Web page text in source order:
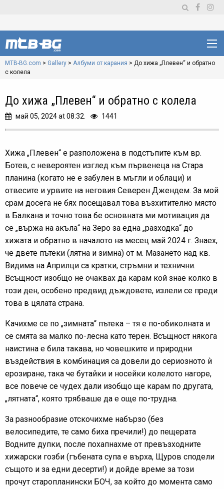
MTB-BG.com > Gallery > Албуми от карания > До хижа „Плевен“ и обратно
с колела
До хижа „Плевен“ и обратно с колела
май 05, 2024 at 08:32. 1441
Хижа „Плевен“ е разположена в подстъпите към вр.
Ботев, с невероятен изглед към първенеца на Стара
планина (когато не е забулен в мъгли и облаци) и
отвесите и урвите на неговия Северен Джендем. За мой
срам досега не бях посещавал това възхитително място
в Балкана и точно това бе основната ми мотивация да
се „вържа на акъла“ на Зеро за една „разходка“ до
хижата и обратно в началото на месец май 2024 г. Знаех,
че двете пътеки (лятна и зимна) от м. Мазането над кв.
Видима на Априлци са кратки, стръмни и технични.
Всъщност изобщо не очаквах да карам кой знае колко в
този ден, особено предвид дъждовете, излели се преди
това в цялата страна.
Качихме се по „зимната“ пътека – тя е по-обиколната и
се смята за малко по-лесна като терен. Всъщност някога
наистина е била такава, но човешките и природни
въздействия в комбинация са довели до сериозното ѝ
ерозиране, така че бутайки и носейки колелото нагоре,
все повече се чудех дали изобщо ще карам по другата,
„лятната“, която трябваше да е още по-трудна.
За разнообразие отскочихме набързо (без
велосипедите, те само биха пречили!) до пещерата
Водните дупки, после похапнахме от превъзходните
хижарски гозби (гъбената супа е върха, Щуров сподели
същото и за едни десерти!) и дойде време за този
прочут старопланински БОЧ, за който до момента само